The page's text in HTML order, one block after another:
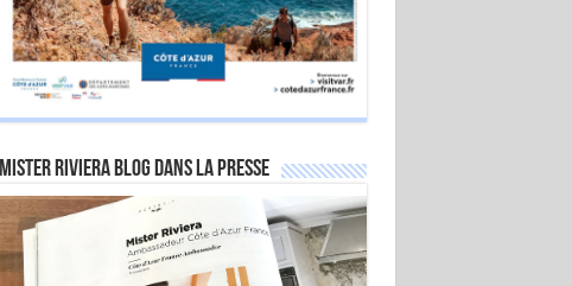
Mister Riviera Blog dans la Presse